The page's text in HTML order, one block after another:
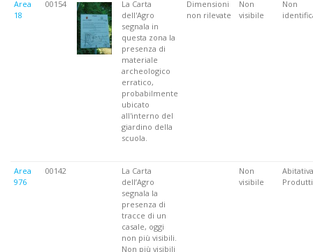
Area
18
00154
La Carta
dell'Agro
segnala in
questa zona la
presenza di
materiale
archeologico
erratico,
probabilmente
ubicato
all'interno del
giardino della
scuola.
Dimensioni
non rilevate
Non
visibile
Non
Area
976
00142
La Carta
dell’Agro
segnala la
presenza di
tracce di un
casale, oggi
non più visibili.
Non più visibili
Non
visibile